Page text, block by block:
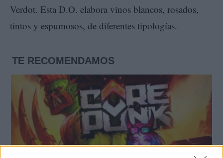
Verdot. Esta D.O. elabora vinos blancos, rosados,
tintos y espumosos, de diferentes tipologías.
TE RECOMENDAMOS